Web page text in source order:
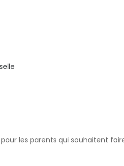
pour les parents qui souhaitent